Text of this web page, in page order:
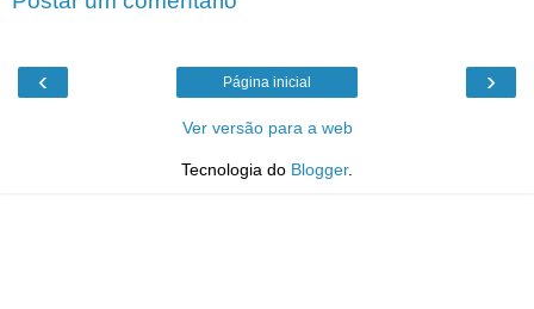
‹ ›
Página inicial
Ver versão para a web
Tecnologia do Blogger.